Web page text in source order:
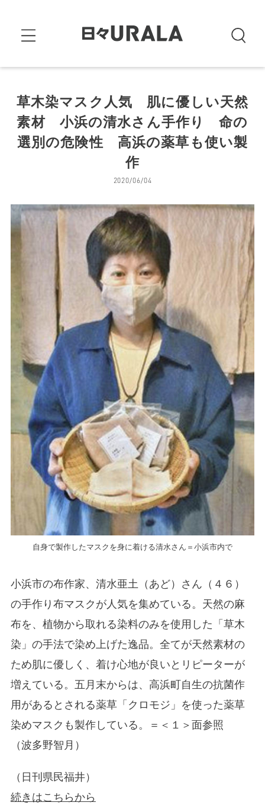
草木染マスク人気 肌に優しい天然
素材 小浜の清水さん手作り 命の
選別の危険性 高浜の薬草も使い製
作
2020/06/04
自身で製作したマスクを身に着ける清水さん＝小浜市内で
小浜市の布作家、清水亜土（あど）さん（４６）
の手作り布マスクが人気を集めている。天然の麻
布を、植物から取れる染料のみを使用した「草木
染」の手法で染め上げた逸品。全てが天然素材の
ため肌に優しく、着け心地が良いとリピーターが
増えている。五月末からは、高浜町自生の抗菌作
用があるとされる薬草「クロモジ」を使った薬草
染めマスクも製作している。＝＜１＞面参照
（波多野智月）
（日刊県民福井）
続きはこちらから